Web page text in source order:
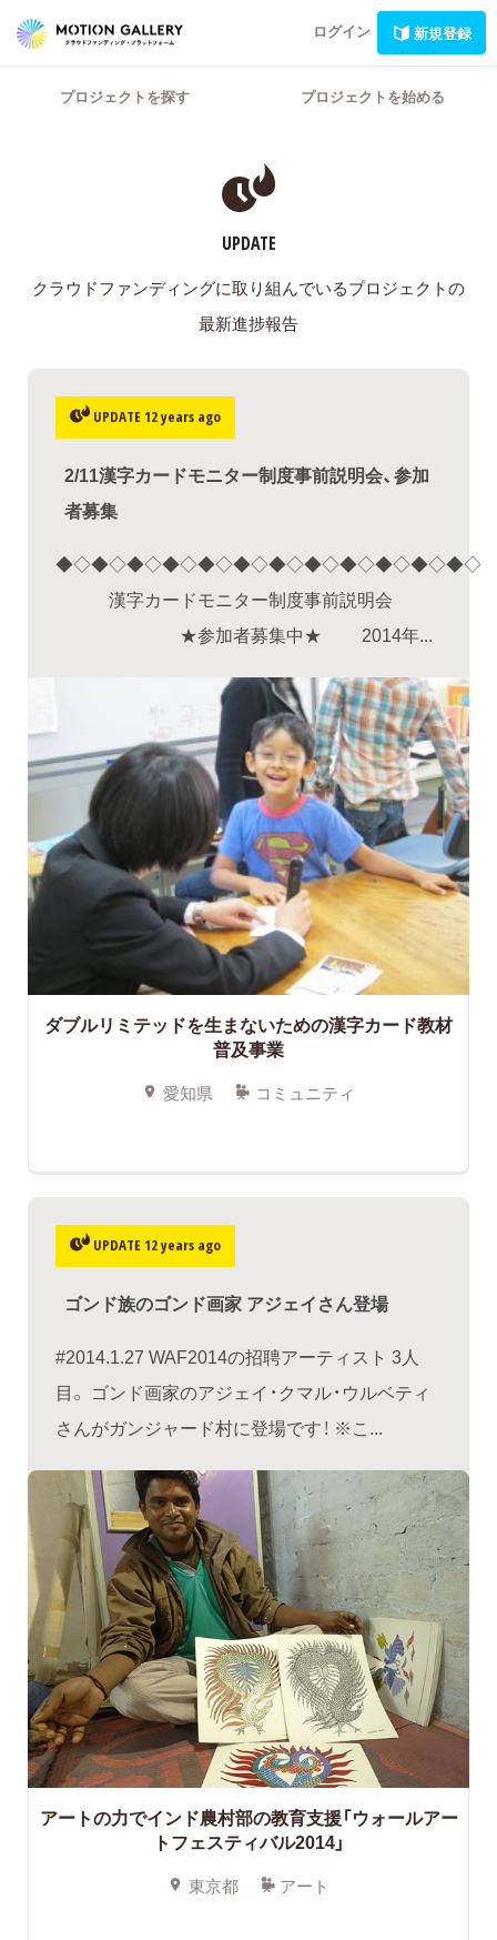
ログイン 新規登録
プロジェクトを探す プロジェクトを始める
UPDATE
クラウドファンディングに取り組んでいるプロジェクトの
最新進捗報告
UPDATE 12 years ago
2/11漢字カードモニター制度事前説明会、参加
者募集
◆◇◆◇◆◇◆◇◆◇◆◇◆◇◆◇◆◇◆◇◆◇◆◇
漢字カードモニター制度事前説明会
★参加者募集中★ 2014年...
ダブルリミテッドを生まないための漢字カード教材
普及事業
愛知県 コミュニティ
UPDATE 12 years ago
ゴンド族のゴンド画家 アジェイさん登場
#2014.1.27 WAF2014の招聘アーティスト 3人
目。 ゴンド画家のアジェイ・クマル・ウルベティ
さんがガンジャード村に登場です！ ※こ...
アートの力でインド農村部の教育支援「ウォールアー
トフェスティバル2014」
東京都 アート